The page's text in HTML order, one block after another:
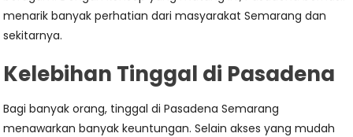
menarik banyak perhatian dari masyarakat Semarang dan
sekitarnya.
Kelebihan Tinggal di Pasadena
Bagi banyak orang, tinggal di Pasadena Semarang
menawarkan banyak keuntungan. Selain akses yang mudah